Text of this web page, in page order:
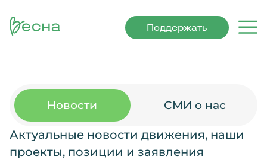
Поддержать
Новости СМИ о нас
Актуальные новости движения, наши
проекты, позиции и заявления